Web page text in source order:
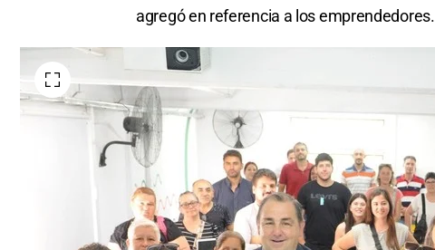
agregó en referencia a los emprendedores.